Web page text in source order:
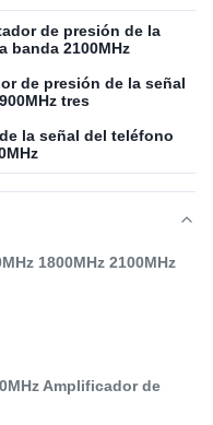
de presión de la
banda 2100MHz
de presión de la señal
tres
la señal del teléfono
1800MHz 2100MHz
Amplificador de